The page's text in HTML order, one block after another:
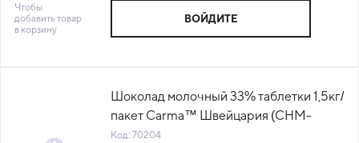
Чтобы
добавить товар
в корзину
ВОЙДИТЕ
Шоколад молочный 33% таблетки 1,5кг/
пакет Carma™ Швейцария (CHM-
P007CLARE6-Z71) (КОД 70204) (+18°С)
Код: 70204